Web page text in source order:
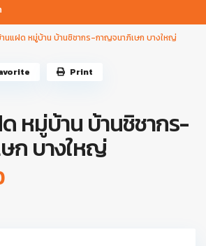
นแฝด หมู่บ้าน บ้านชิชากร-กาญจนาภิเษก บางใหญ่
หมู่บ้าน บ้านชิชากร-
ก บางใหญ่
Print